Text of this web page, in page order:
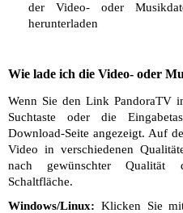
der Video- oder
herunterladen
Wie lade ich die Video- oder
Wenn Sie den Link PandoraTV
Suchtaste oder die
Download-Seite angezeigt. Auf
Video in verschiedenen
nach gewünschter Qualität
Schaltfläche.
Windows/Linux: Klicken Sie